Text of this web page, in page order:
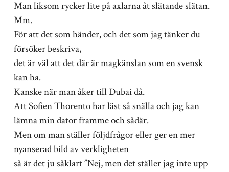
Man liksom rycker lite på axlarna åt slätande slätan.
Mm.
För att det som händer, och det som jag tänker du
försöker beskriva,
det är väl att det där är magkänslan som en svensk
kan ha.
Kanske när man åker till Dubai då.
Att Sofien Thorento har läst så snälla och jag kan
lämna min dator framme och sådär.
Men om man ställer följdfrågor eller ger en mer
nyanserad bild av verkligheten
så är det ju såklart ”Nej, men det ställer jag inte upp